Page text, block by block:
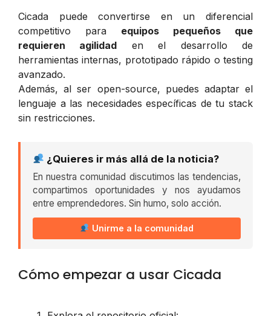
Cicada puede convertirse en un diferencial
competitivo para equipos pequeños que
requieren agilidad en el desarrollo de
herramientas internas, prototipado rápido o testing
avanzado.
Además, al ser open-source, puedes adaptar el
lenguaje a las necesidades específicas de tu stack
sin restricciones.
¿Quieres ir más allá de la noticia?
En nuestra comunidad discutimos las tendencias,
compartimos oportunidades y nos ayudamos
entre emprendedores. Sin humo, solo acción.
Unirme a la comunidad
Cómo empezar a usar Cicada